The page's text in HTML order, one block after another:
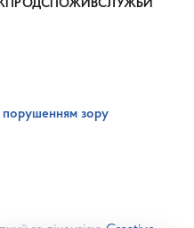
порушенням зору